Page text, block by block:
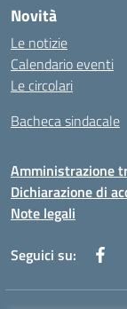
Novità
Le notizie
Calendario eventi
Le circolari
Bacheca sindacale
Amministrazione
Dichiarazione di
Note legali
Seguici su: